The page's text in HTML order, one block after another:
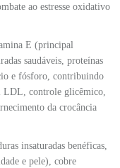
ao estresse oxidativo
E (principal
saudáveis, proteínas
e fósforo, contribuindo
LDL, controle glicêmico,
da crocância
insaturadas benéficas,
e pele), cobre